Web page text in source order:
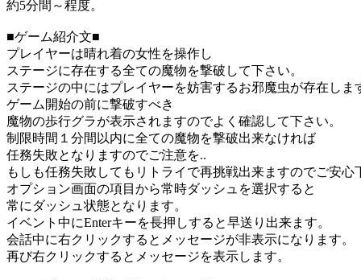
約5分間～程度。
■ゲーム紹介文■
プレイヤーは晴れ着の女性を操作し
ステージに存在する全ての魔物を撃破して下さい。
ステージの中にはプレイヤーを妨害するお邪魔虫が存在しま
ゲーム開始の前に撃破すべき
魔物の歩行グラが表示されますのでよく確認して下さい。
制限時間１分間以内に全ての魔物を撃破出来なければ
任務失敗となりますのでご注意を..
もしも任務失敗してもリトライで再挑戦出来ますのでご安心
オプション画面の項目から常時ダッシュを選択すると
常にダッシュ状態となります。
イベント中にEnterキーを長押しすると早送り出来ます。
会話中に右クリックするとメッセージが非表示になります。
再び右クリックするとメッセージを表示します。